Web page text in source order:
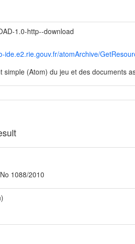
1.0-http--download
ide.e2.rie.gouv.fr/atomArchive/
simple (Atom) du jeu et des documents
1088/2010